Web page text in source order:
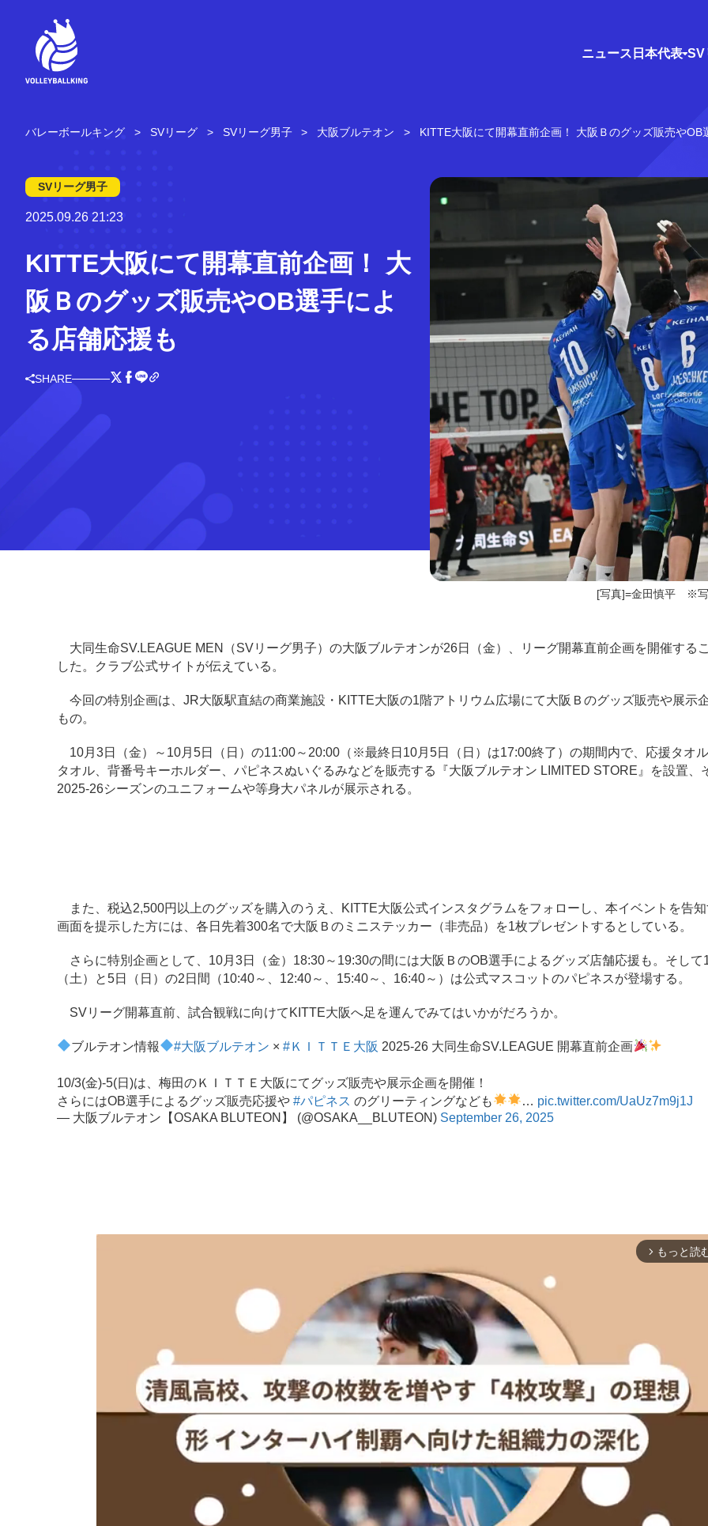
ニュース 日本代表 SV
バレーボールキング SVリーグ SVリーグ男子 大阪ブルテオン KITTE大阪にて開幕直前企画！ 大阪Ｂのグッズ販売やOB
SVリーグ男子
2025.09.26 21:23
KITTE大阪にて開幕直前企画！ 大
阪Ｂのグッズ販売やOB選手によ
る店舗応援も
SHARE
[写真]=金田慎平 ※写
大同生命SV.LEAGUE MEN（SVリーグ男子）の大阪ブルテオンが26日（金）、リーグ開幕直前企画を開催する
した。クラブ公式サイトが伝えている。
今回の特別企画は、JR大阪駅直結の商業施設・KITTE大阪の1階アトリウム広場にて大阪Ｂのグッズ販売や展示
もの。
10月3日（金）～10月5日（日）の11:00～20:00（※最終日10月5日（日）は17:00終了）の期間内で、応援タオ
タオル、背番号キーホルダー、パピネスぬいぐるみなどを販売する『大阪ブルテオン LIMITED STORE』を設置、
2025-26シーズンのユニフォームや等身大パネルが展示される。
また、税込2,500円以上のグッズを購入のうえ、KITTE大阪公式インスタグラムをフォローし、本イベントを告
画面を提示した方には、各日先着300名で大阪Ｂのミニステッカー（非売品）を1枚プレゼントするとしている。
さらに特別企画として、10月3日（金）18:30～19:30の間には大阪ＢのOB選手によるグッズ店舗応援も。そして
（土）と5日（日）の2日間（10:40～、12:40～、15:40～、16:40～）は公式マスコットのパピネスが登場する。
SVリーグ開幕直前、試合観戦に向けてKITTE大阪へ足を運んでみてはいかがだろうか。
ブルテオン情報 #大阪ブルテオン ×#ＫＩＴＴＥ大阪 2025-26 大同生命SV.LEAGUE 開幕直前企画
10/3(金)-5(日)は、梅田のＫＩＴＴＥ大阪にてグッズ販売や展示企画を開催！
さらにはOB選手によるグッズ販売応援や #パピネス のグリーティングなども … pic.twitter.com/UaUz7m9j1J
— 大阪ブルテオン【OSAKA BLUTEON】 (@OSAKA__BLUTEON) September 26, 2025
arrow_forward_ios もっと読